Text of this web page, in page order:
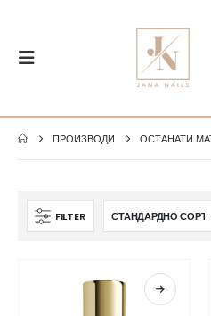
ПРОИЗВОДИ ОСТАНАТИ
FILTER